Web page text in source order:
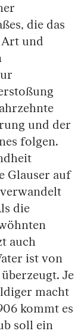
die das
Art und
und der
folgen.
Glauser auf
die
auch
ist von
Je
macht
kommt es
soll ein